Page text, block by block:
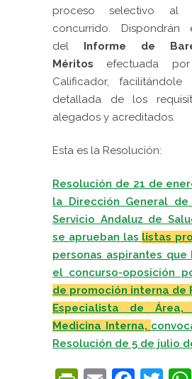
proceso selectivo al
concurrido.
del
Informe de
Méritos efectuada
Calificador,
detallada de los
alegados y acreditados.
Esta es la Resolución:
Resolución de 21 de
la Dirección General
Servicio Andaluz de
se aprueban las listas
personas aspirantes que
el concurso-oposición
de promoción interna
Especialista de Área,
Medicina Interna,
Resolución de 5 de julio